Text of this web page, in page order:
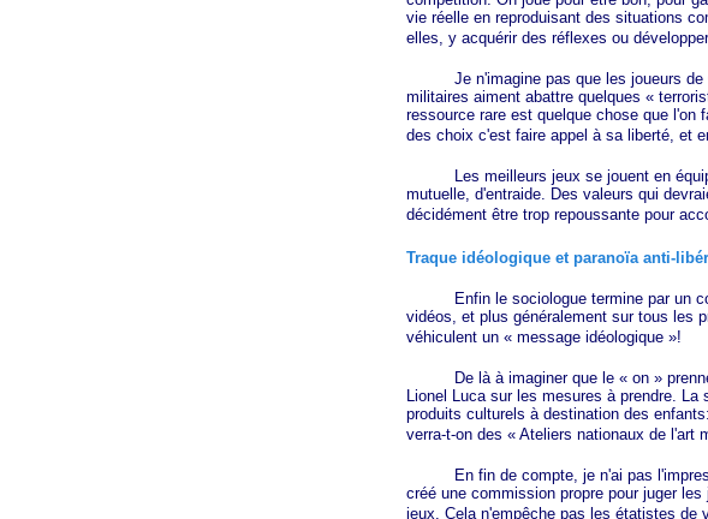
vie réelle en reproduisant des situations
elles, y acquérir des réflexes ou
Je n'imagine pas que les joueurs de
militaires aiment abattre quelques «
ressource rare est quelque chose que l'on
des choix c'est faire appel à sa liberté, et
Les meilleurs jeux se jouent en
mutuelle, d'entraide. Des valeurs qui
décidément être trop repoussante pour
Traque idéologique et paranoïa anti-
Enfin le sociologue termine par un
vidéos, et plus généralement sur tous les
véhiculent un « message idéologique »!
De là à imaginer que le « on »
Lionel Luca sur les mesures à prendre.
produits culturels à destination des
verra-t-on des « Ateliers nationaux de l'art
En fin de compte, je n'ai pas
créé une commission propre pour juger
jeux. Cela n'empêche pas les étatistes de